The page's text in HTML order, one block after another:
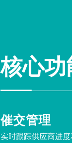
核心功
催交管理
实时跟踪供应商进